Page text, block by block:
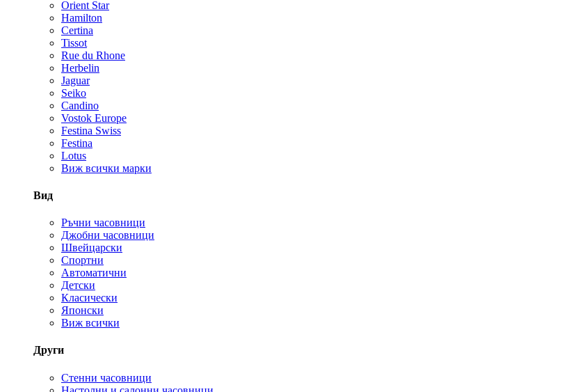
Orient Star
Hamilton
Certina
Tissot
Rue du Rhone
Herbelin
Jaguar
Seiko
Candino
Vostok Europe
Festina Swiss
Festina
Lotus
Виж всички марки
Вид
Ръчни часовници
Джобни часовници
Швейцарски
Спортни
Автоматични
Детски
Класически
Японски
Виж всички
Други
Стенни часовници